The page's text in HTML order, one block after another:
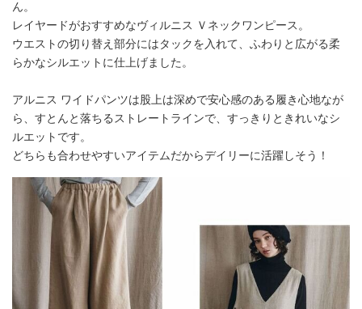
ん。
レイヤードがおすすめなヴィルニス Ｖネックワンピース。
ウエストの切り替え部分にはタックを入れて、ふわりと広がる柔
らかなシルエットに仕上げました。
アルニス ワイドパンツは股上は深めで安心感のある履き心地なが
ら、すとんと落ちるストレートラインで、すっきりときれいなシ
ルエットです。
どちらも合わせやすいアイテムだからデイリーに活躍しそう！